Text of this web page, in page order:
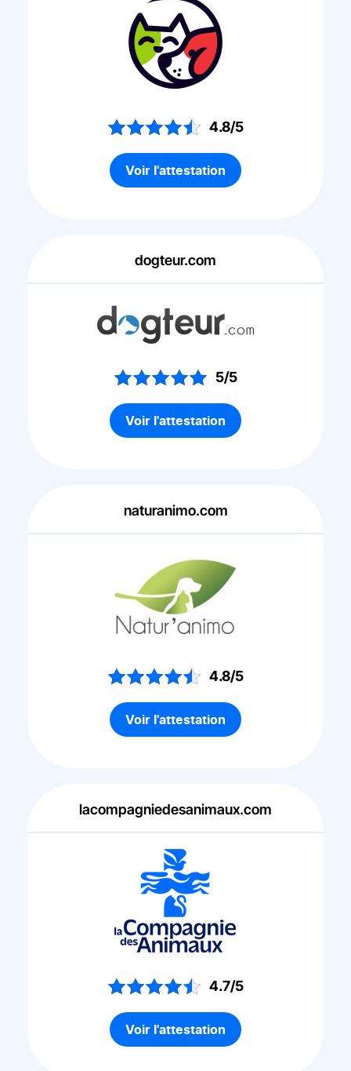
4.8/5
Voir l'attestation
dogteur.com
5/5
Voir l'attestation
naturanimo.com
4.8/5
Voir l'attestation
lacompagniedesanimaux.com
4.7/5
Voir l'attestation